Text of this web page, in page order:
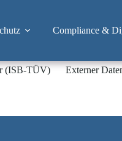
Compliance &
(ISB-TÜV) Externer